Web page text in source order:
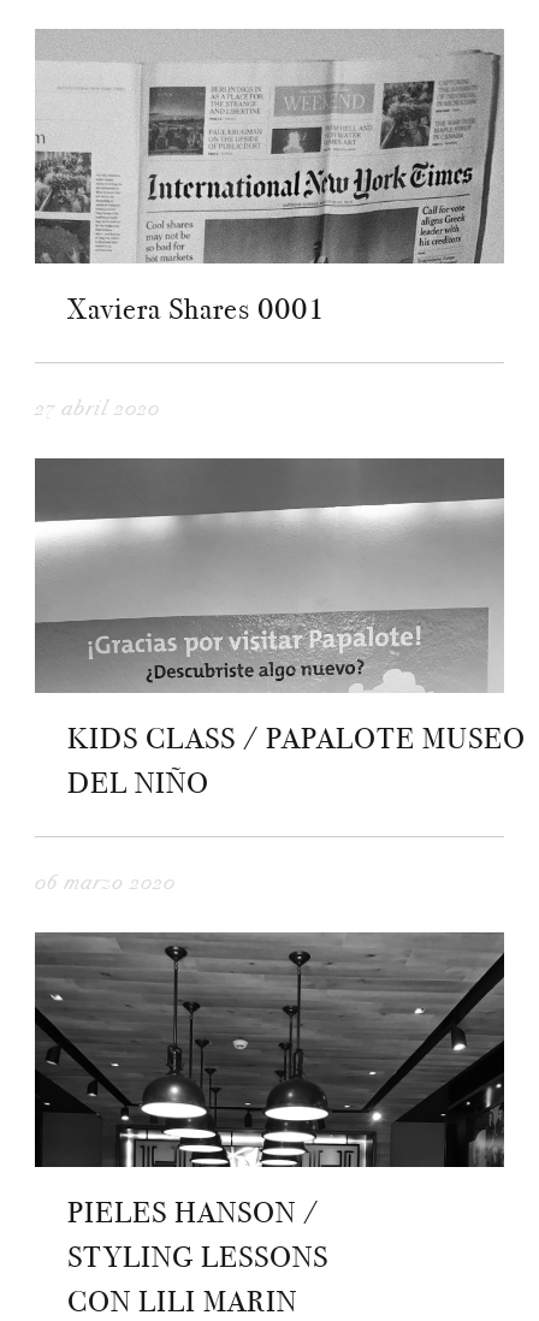
Xaviera Shares 0001
27 abril 2020
KIDS CLASS / PAPALOTE MUSEO
DEL NIÑO
06 marzo 2020
PIELES HANSON /
STYLING LESSONS
CON LILI MARIN